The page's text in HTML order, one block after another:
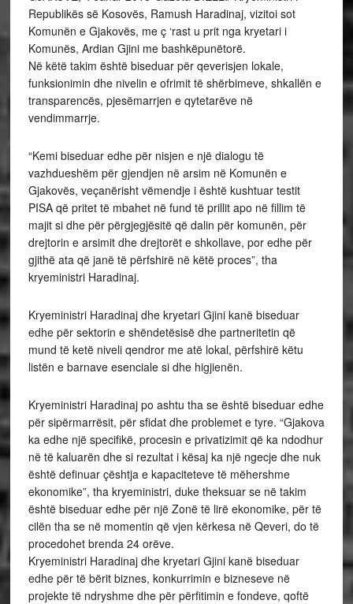
Republikës së Kosovës, Ramush Haradinaj, vizitoi sot
Komunën e Gjakovës, me ç ‘rast u prit nga kryetari i
Komunës, Ardian Gjini me bashkëpunëtorë.
Në këtë takim është biseduar për qeverisjen lokale,
funksionimin dhe nivelin e ofrimit të shërbimeve, shkallën e
transparencës, pjesëmarrjen e qytetarëve në
vendimmarrje.
“Kemi biseduar edhe për nisjen e një dialogu të
vazhdueshëm për gjendjen në arsim në Komunën e
Gjakovës, veçanërisht vëmendje i është kushtuar testit
PISA që pritet të mbahet në fund të prillit apo në fillim të
majit si dhe për përgjegjësitë që dalin për komunën, për
drejtorin e arsimit dhe drejtorët e shkollave, por edhe për
gjithë ata që janë të përfshirë në këtë proces”, tha
kryeministri Haradinaj.
Kryeministri Haradinaj dhe kryetari Gjini kanë biseduar
edhe për sektorin e shëndetësisë dhe partneritetin që
mund të ketë niveli qendror me atë lokal, përfshirë këtu
listën e barnave esenciale si dhe higjienën.
Kryeministri Haradinaj po ashtu tha se është biseduar edhe
për sipërmarrësit, për sfidat dhe problemet e tyre. “Gjakova
ka edhe një specifikë, procesin e privatizimit që ka ndodhur
në të kaluarën dhe si rezultat i kësaj ka një ngecje dhe nuk
është definuar çështja e kapaciteteve të mëhershme
ekonomike”, tha kryeministri, duke theksuar se në takim
është biseduar edhe për një Zonë të lirë ekonomike, për të
cilën tha se në momentin që vjen kërkesa në Qeveri, do të
procedohet brenda 24 orëve.
Kryeministri Haradinaj dhe kryetari Gjini kanë biseduar
edhe për të bërit biznes, konkurrimin e bizneseve në
projekte të ndryshme dhe për përfitimin e fondeve, qoftë